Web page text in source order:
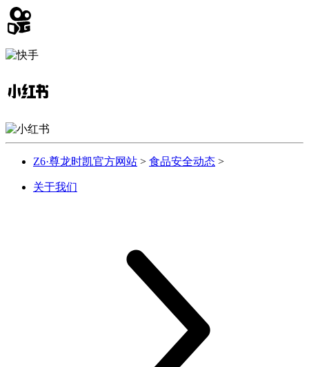
Z6·尊龙时凯官方网站 > 食品安全动态 >
关于我们